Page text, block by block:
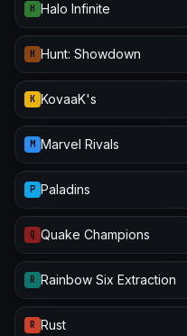
H Halo Infinite
H Hunt: Showdown
K KovaaK's
M Marvel Rivals
P Paladins
Q Quake Champions
R Rainbow Six Extraction
R Rust